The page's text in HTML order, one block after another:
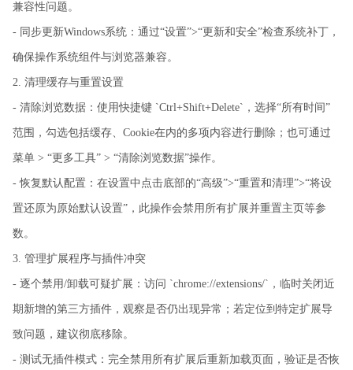
兼容性问题。
- 同步更新Windows系统：通过“设置”>“更新和安全”检查系统补丁，
确保操作系统组件与浏览器兼容。
2. 清理缓存与重置设置
- 清除浏览数据：使用快捷键 `Ctrl+Shift+Delete`，选择“所有时间”
范围，勾选包括缓存、Cookie在内的多项内容进行删除；也可通过
菜单 > “更多工具” > “清除浏览数据”操作。
- 恢复默认配置：在设置中点击底部的“高级”>“重置和清理”>“将设
置还原为原始默认设置”，此操作会禁用所有扩展并重置主页等参
数。
3. 管理扩展程序与插件冲突
- 逐个禁用/卸载可疑扩展：访问 `chrome://extensions/`，临时关闭近
期新增的第三方插件，观察是否仍出现异常；若定位到特定扩展导
致问题，建议彻底移除。
- 测试无插件模式：完全禁用所有扩展后重新加载页面，验证是否恢